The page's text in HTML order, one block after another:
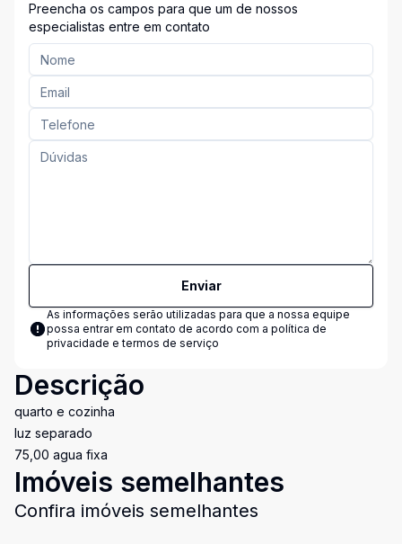
Preencha os campos para que um de nossos
especialistas entre em contato
Enviar
As informações serão utilizadas para que a nossa equipe
possa entrar em contato de acordo com a política de
privacidade e termos de serviço
Descrição
quarto e cozinha
luz separado
75,00 agua fixa
Imóveis semelhantes
Confira imóveis semelhantes